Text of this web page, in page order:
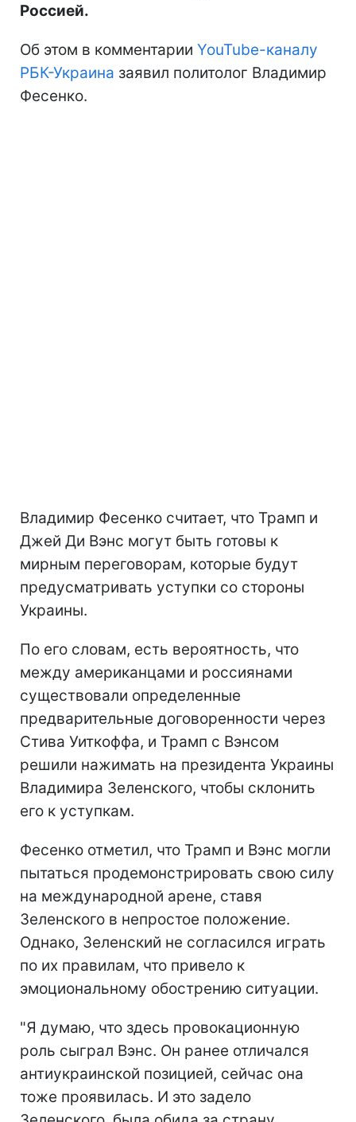
Россией.
Об этом в комментарии YouTube-каналу
РБК-Украина заявил политолог Владимир
Фесенко.
Владимир Фесенко считает, что Трамп и
Джей Ди Вэнс могут быть готовы к
мирным переговорам, которые будут
предусматривать уступки со стороны
Украины.
По его словам, есть вероятность, что
между американцами и россиянами
существовали определенные
предварительные договоренности через
Стива Уиткоффа, и Трамп с Вэнсом
решили нажимать на президента Украины
Владимира Зеленского, чтобы склонить
его к уступкам.
Фесенко отметил, что Трамп и Вэнс могли
пытаться продемонстрировать свою силу
на международной арене, ставя
Зеленского в непростое положение.
Однако, Зеленский не согласился играть
по их правилам, что привело к
эмоциональному обострению ситуации.
"Я думаю, что здесь провокационную
роль сыграл Вэнс. Он ранее отличался
антиукраинской позицией, сейчас она
тоже проявилась. И это задело